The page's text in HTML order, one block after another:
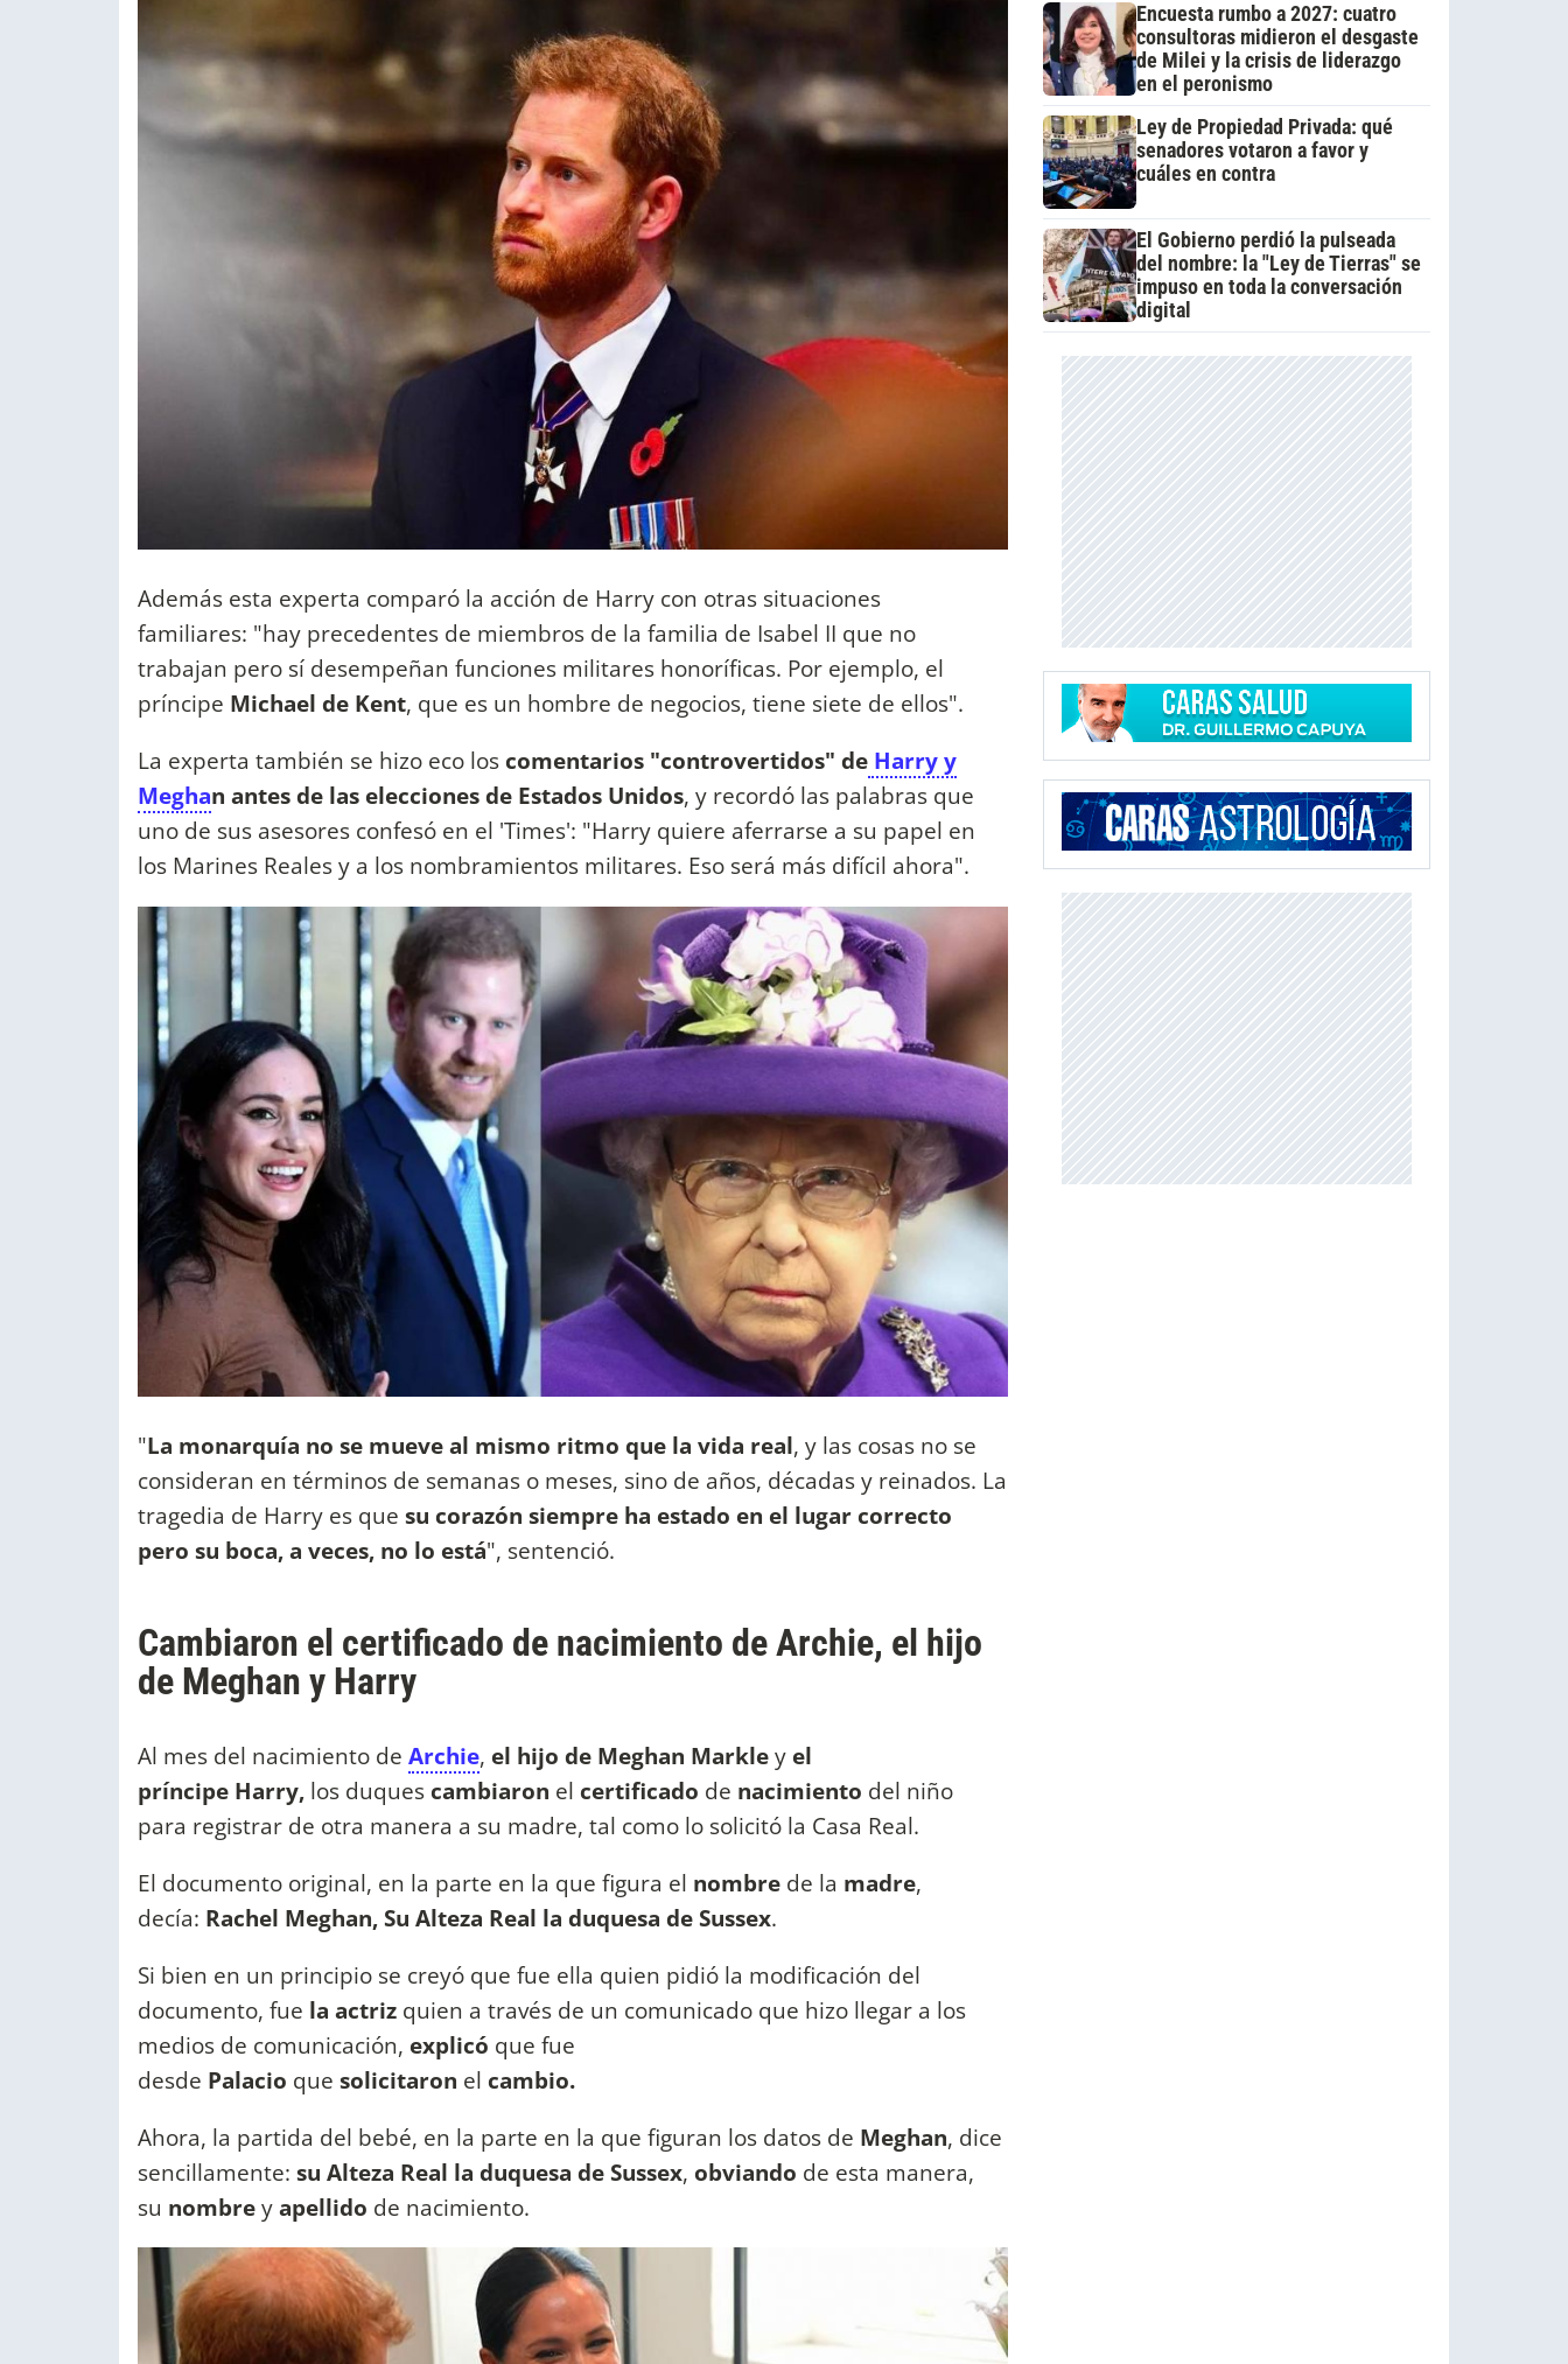
Además esta experta comparó la acción de Harry con otras situaciones
familiares: "hay precedentes de miembros de la familia de Isabel II que no
trabajan pero sí desempeñan funciones militares honoríficas. Por ejemplo, el
príncipe Michael de Kent, que es un hombre de negocios, tiene siete de ellos".
La experta también se hizo eco los comentarios "controvertidos" de Harry y
Meghan antes de las elecciones de Estados Unidos, y recordó las palabras que
uno de sus asesores confesó en el 'Times': "Harry quiere aferrarse a su papel en
los Marines Reales y a los nombramientos militares. Eso será más difícil ahora".
"La monarquía no se mueve al mismo ritmo que la vida real, y las cosas no se
consideran en términos de semanas o meses, sino de años, décadas y reinados. La
tragedia de Harry es que su corazón siempre ha estado en el lugar correcto
pero su boca, a veces, no lo está", sentenció.
Cambiaron el certificado de nacimiento de Archie, el hijo
de Meghan y Harry
Al mes del nacimiento de Archie, el hijo de Meghan Markley el
príncipe Harry, los duques cambiaron el certificado de nacimiento del niño
para registrar de otra manera a su madre, tal como lo solicitó la Casa Real.
El documento original, en la parte en la que figura el nombre de la madre,
decía: Rachel Meghan, Su Alteza Real la duquesa de Sussex.
Si bien en un principio se creyó que fue ella quien pidió la modificación del
documento, fue la actriz quien a través de un comunicado que hizo llegar a los
medios de comunicación, explicó que fue
desde Palacio que solicitaron el cambio.
Ahora, la partida del bebé, en la parte en la que figuran los datos de Meghan, dice
sencillamente: su Alteza Real la duquesa de Sussex, obviando de esta manera,
su nombreyapellido de nacimiento.
Encuesta rumbo a 2027: cuatro
consultoras midieron el desgaste
de Milei y la crisis de liderazgo
en el peronismo
Ley de Propiedad Privada: qué
senadores votaron a favor y
cuáles en contra
El Gobierno perdió la pulseada
del nombre: la "Ley de Tierras" se
impuso en toda la conversación
digital